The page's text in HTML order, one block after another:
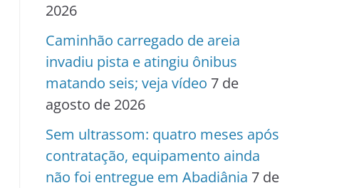
2026
Caminhão carregado de areia
invadiu pista e atingiu ônibus
matando seis; veja vídeo 7 de
agosto de 2026
Sem ultrassom: quatro meses após
contratação, equipamento ainda
não foi entregue em Abadiânia 7 de